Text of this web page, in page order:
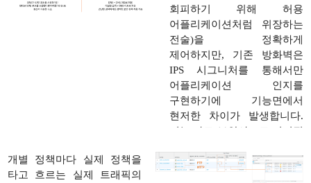
회피하기 위해 허용
어플리케이션처럼 위장하는
전술)을 정확하게
제어하지만, 기존 방화벽은
IPS 시그니처를 통해서만
어플리케이션 인지를
구현하기에 기능면에서
현저한 차이가 발생합니다.
이는 바로 보안사고로 이어질
방화벽은 어플리케이션
기능을 사용할 경우 성능이
개별 정책마다 실제 정책을
타고 흐르는 실제 트래픽의